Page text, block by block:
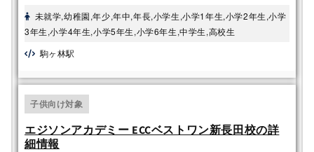
マインクラフト
レゴ® エデュケーション
SPIKE™ ベーシック
教育版レゴ® マインドス
トーム® EV3
未就学,幼稚園,年少,年中,年長,小学生,小学1年生,小学2年生,小学
3年生,小学4年生,小学5年生,小学6年生,中学生,高校生
駒ヶ林駅
子供向け対象
エジソンアカデミー ECCベストワン新長田校の詳
細情報